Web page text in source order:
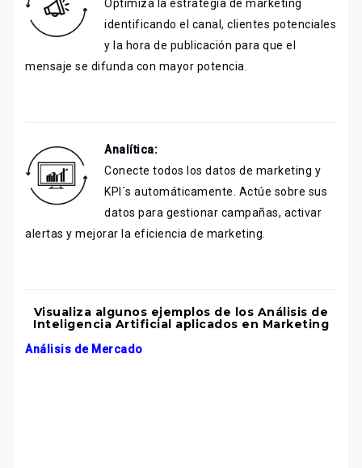
Optimiza la estrategia de marketing
identificando el canal, clientes potenciales
y la hora de publicación para que el
mensaje se difunda con mayor potencia.
Analítica:
Conecte todos los datos de marketing y
KPI´s automáticamente. Actúe sobre sus
datos para gestionar campañas, activar
alertas y mejorar la eficiencia de marketing.
Visualiza algunos ejemplos de los Análisis de
Inteligencia Artificial aplicados en Marketing
Análisis de Mercado